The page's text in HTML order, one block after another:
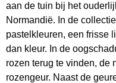
aan de tuin bij het
Normandië. In de
pastelkleuren, een frisse
dan kleur. In de
rozen terug te vinden, de
rozengeur. Naast de